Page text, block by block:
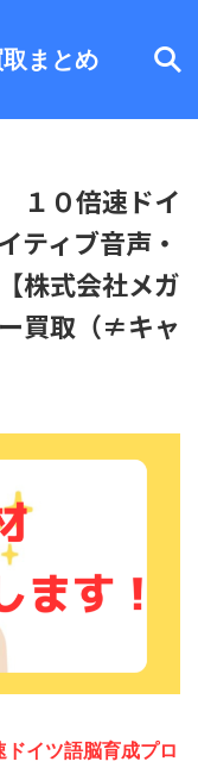
まとめ
１０倍速ドイ
ティブ音声・
株式会社メガ
買取（≠キャ
イツ語脳育成プロ